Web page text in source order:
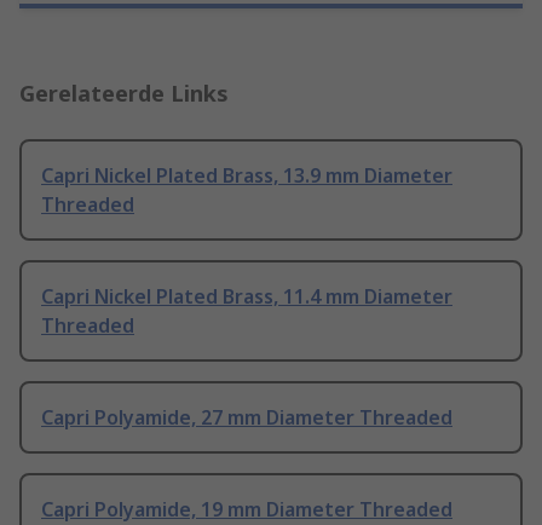
Gerelateerde Links
Capri Nickel Plated Brass, 13.9 mm Diameter
Threaded
Capri Nickel Plated Brass, 11.4 mm Diameter
Threaded
Capri Polyamide, 27 mm Diameter Threaded
Capri Polyamide, 19 mm Diameter Threaded